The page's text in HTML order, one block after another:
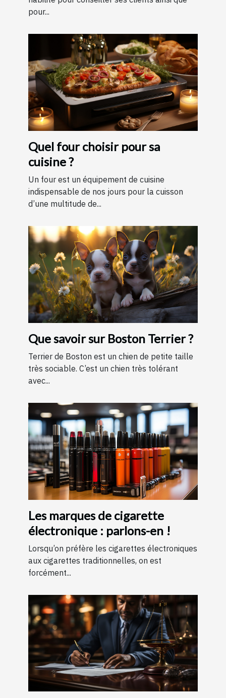
pour...
Quel four choisir pour sa
cuisine ?
Un four est un équipement de cuisine
indispensable de nos jours pour la cuisson
d’une multitude de...
Que savoir sur Boston Terrier ?
Terrier de Boston est un chien de petite taille
très sociable. C’est un chien très tolérant
avec...
Les marques de cigarette
électronique : parlons-en !
Lorsqu’on préfère les cigarettes électroniques
aux cigarettes traditionnelles, on est
forcément...